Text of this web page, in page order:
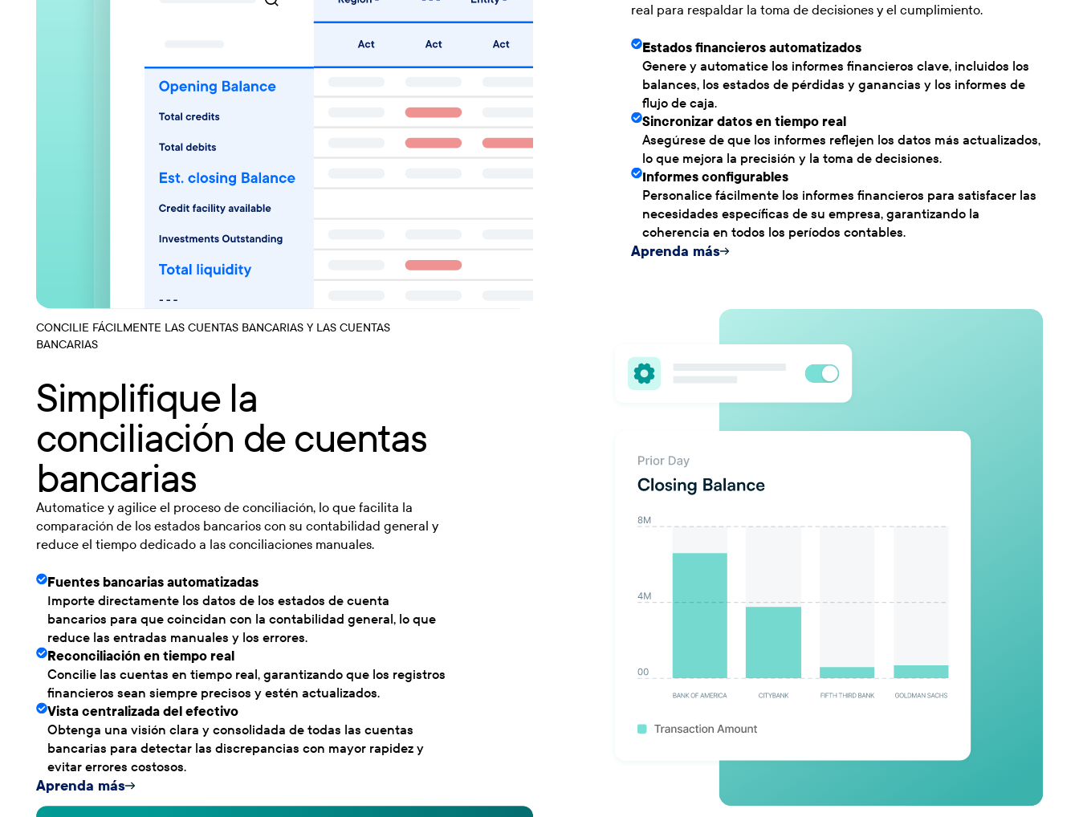
real para respaldar la toma de decisiones y el cumplimiento.
Estados financieros automatizados
Genere y automatice los informes financieros clave, incluidos los
balances, los estados de pérdidas y ganancias y los informes de
flujo de caja.
Sincronizar datos en tiempo real
Asegúrese de que los informes reflejen los datos más actualizados,
lo que mejora la precisión y la toma de decisiones.
Informes configurables
Personalice fácilmente los informes financieros para satisfacer las
necesidades específicas de su empresa, garantizando la
coherencia en todos los períodos contables.
Aprenda más
CONCILIE FÁCILMENTE LAS CUENTAS BANCARIAS Y LAS CUENTAS
BANCARIAS
Simplifique la
conciliación de cuentas
bancarias
Automatice y agilice el proceso de conciliación, lo que facilita la
comparación de los estados bancarios con su contabilidad general y
reduce el tiempo dedicado a las conciliaciones manuales.
Fuentes bancarias automatizadas
Importe directamente los datos de los estados de cuenta
bancarios para que coincidan con la contabilidad general, lo que
reduce las entradas manuales y los errores.
Reconciliación en tiempo real
Concilie las cuentas en tiempo real, garantizando que los registros
financieros sean siempre precisos y estén actualizados.
Vista centralizada del efectivo
Obtenga una visión clara y consolidada de todas las cuentas
bancarias para detectar las discrepancias con mayor rapidez y
evitar errores costosos.
Aprenda más